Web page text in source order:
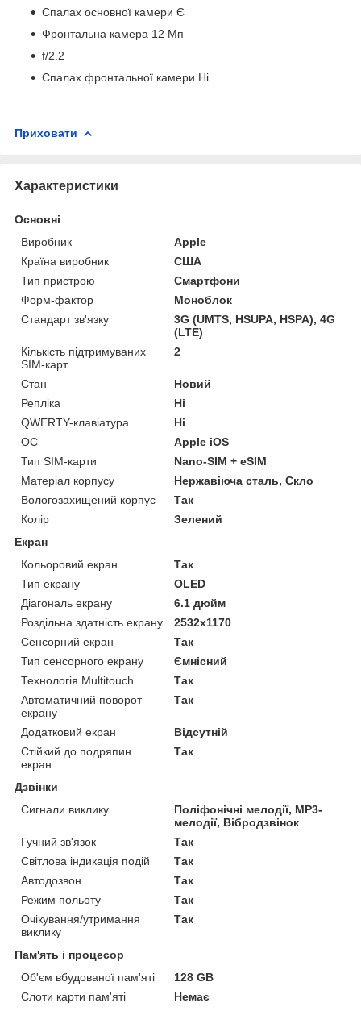
Спалах основної камери Є
Фронтальна камера 12 Мп
f/2.2
Спалах фронтальної камери Ні
Приховати
Характеристики
Основні
Виробник
Apple
Країна виробник
США
Тип пристрою
Смартфони
Форм-фактор
Моноблок
Стандарт зв'язку
3G (UMTS, HSUPA, HSPA), 4G
(LTE)
Кількість підтримуваних
SIM-карт
2
Стан
Новий
Репліка
Ні
QWERTY-клавіатура
Ні
ОС
Apple iOS
Тип SIM-карти
Nano-SIM + eSIM
Матеріал корпусу
Нержавіюча сталь, Скло
Вологозахищений корпус
Так
Колір
Зелений
Екран
Кольоровий екран
Так
Тип екрану
OLED
Діагональ екрану
6.1 дюйм
Роздільна здатність екрану
2532x1170
Сенсорний екран
Так
Тип сенсорного екрану
Ємнісний
Технологія Multitouch
Так
Автоматичний поворот
екрану
Так
Додатковий екран
Відсутній
Стійкий до подряпин
екран
Так
Дзвінки
Сигнали виклику
Поліфонічні мелодії, MP3-
мелодії, Вібродзвінок
Гучний зв'язок
Так
Світлова індикація подій
Так
Автодозвон
Так
Режим польоту
Так
Очікування/утримання
виклику
Так
Пам'ять і процесор
Об'єм вбудованої пам'яті
128 GB
Слоти карти пам'яті
Немає